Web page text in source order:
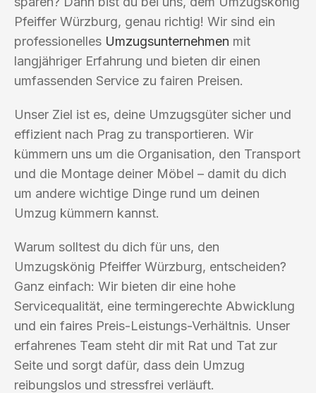
Pfeiffer Würzburg, genau richtig! Wir sind ein
professionelles Umzugsunternehmen mit
langjähriger Erfahrung und bieten dir einen
umfassenden Service zu fairen Preisen.
Unser Ziel ist es, deine Umzugsgüter sicher und
effizient nach Prag zu transportieren. Wir
kümmern uns um die Organisation, den Transport
und die Montage deiner Möbel – damit du dich
um andere wichtige Dinge rund um deinen
Umzug kümmern kannst.
Warum solltest du dich für uns, den
Umzugskönig Pfeiffer Würzburg, entscheiden?
Ganz einfach: Wir bieten dir eine hohe
Servicequalität, eine termingerechte Abwicklung
und ein faires Preis-Leistungs-Verhältnis. Unser
erfahrenes Team steht dir mit Rat und Tat zur
Seite und sorgt dafür, dass dein Umzug
reibungslos und stressfrei verläuft.